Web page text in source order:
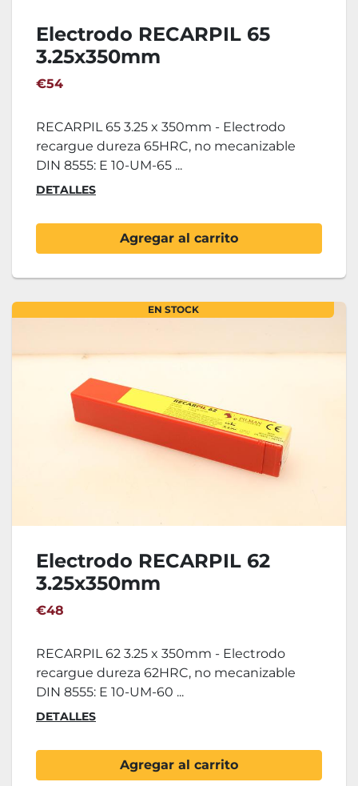
Electrodo RECARPIL 65
3.25x350mm
€54
RECARPIL 65 3.25 x 350mm - Electrodo
recargue dureza 65HRC, no mecanizable
DIN 8555: E 10-UM-65 ...
DETALLES
Agregar al carrito
EN STOCK
Electrodo RECARPIL 62
3.25x350mm
€48
RECARPIL 62 3.25 x 350mm - Electrodo
recargue dureza 62HRC, no mecanizable
DIN 8555: E 10-UM-60 ...
DETALLES
Agregar al carrito